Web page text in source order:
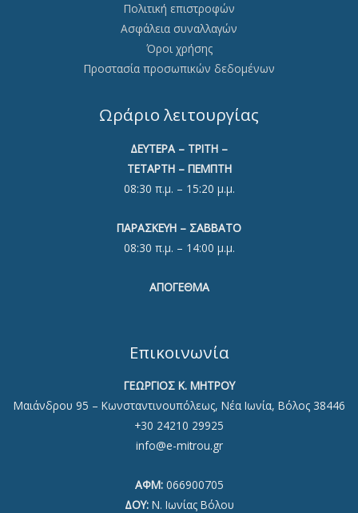
Πολιτική επιστροφών
Ασφάλεια συναλλαγών
Όροι χρήσης
Προστασία προσωπικών δεδομένων
Ωράριο λειτουργίας
ΔΕΥΤΕΡΑ – ΤΡΙΤΗ –
ΤΕΤΑΡΤΗ – ΠΕΜΠΤΗ
08:30 π.μ. – 15:20 μ.μ.
ΠΑΡΑΣΚΕΥΗ – ΣΑΒΒΑΤΟ
08:30 π.μ. – 14:00 μ.μ.
ΑΠΟΓΕΘΜΑ
Επικοινωνία
ΓΕΩΡΓΙΟΣ Κ. ΜΗΤΡΟΥ
Μαιάνδρου 95 – Κωνσταντινουπόλεως, Νέα Ιωνία, Βόλος 38446
+30 24210 29925
info@e-mitrou.gr
ΑΦΜ: 066900705
ΔΟΥ: Ν. Ιωνίας Βόλου